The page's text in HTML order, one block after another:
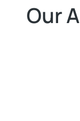
Our